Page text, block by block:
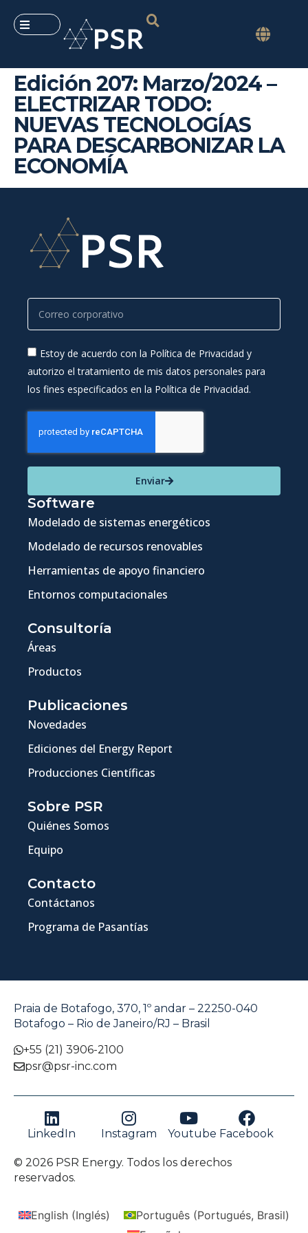
Edición 207: Marzo/2024 –
ELECTRIZAR TODO:
NUEVAS TECNOLOGÍAS
PARA DESCARBONIZAR LA
ECONOMÍA
Estoy de acuerdo con la Política de Privacidad y
autorizo el tratamiento de mis datos personales para
los fines especificados en la Política de Privacidad.
Enviar
Software
Modelado de sistemas energéticos
Modelado de recursos renovables
Herramientas de apoyo financiero
Entornos computacionales
Consultoría
Áreas
Productos
Publicaciones
Novedades
Ediciones del Energy Report
Producciones Científicas
Sobre PSR
Quiénes Somos
Equipo
Contacto
Contáctanos
Programa de Pasantías
Praia de Botafogo, 370, 1º andar – 22250-040
Botafogo – Rio de Janeiro/RJ – Brasil
+55 (21) 3906-2100
psr@psr-inc.com
LinkedIn Instagram Youtube Facebook
© 2026 PSR Energy. Todos los derechos
reservados.
English (Inglés) Português (Portugués, Brasil)